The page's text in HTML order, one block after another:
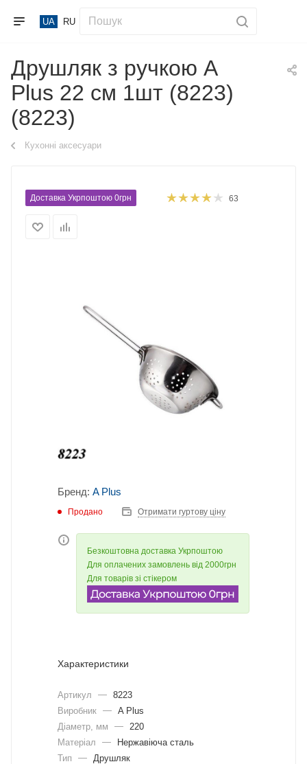
UA RU
Друшляк з ручкою A
Plus 22 см 1шт (8223)
(8223)
Кухонні аксесуари
Доставка Укрпоштою 0грн 63
Бренд: A Plus
Продано Отримати гуртову ціну
Безкоштовна доставка Укрпоштою
Для оплачених замовлень від 2000грн
Для товарів зі стікером
Характеристики
Артикул — 8223
Виробник — A Plus
Діаметр, мм
—
220
Матеріал
—
Нержавіюча сталь
Тип
—
Друшляк